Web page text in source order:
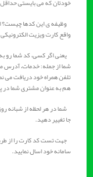
خودتان که می بایستی حداقل 3 کارکتر باشد.
وظیفه ی این کدها چیست؟
واقع کارت ویزیت
یعنی اگر کسی، کد شما رو به
شما از جمله: خدمات، آدرس
تلفن همراه خود دریافت می
هم به عنوان مشتری شما در
شما در هر لحظه از شبانه
جا تغییر دهید.
جهت تست کد کارت را از
سامانه خود اسال نمایید.